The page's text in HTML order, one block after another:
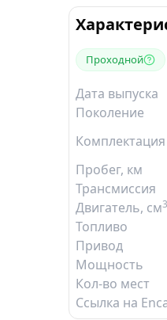
Проходной
Дата выпуска
Поколение
Комплектация
Пробег, км
Трансмиссия
Двигатель, см3
Топливо
Привод
Мощность
Кол-во мест
Ссылка на